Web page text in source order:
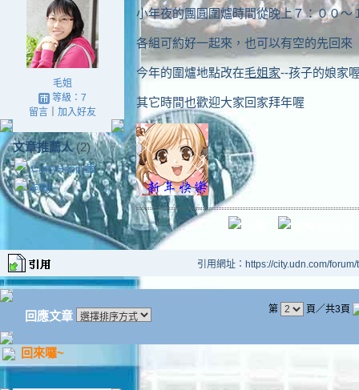
毛姐
等級：7
留言｜ 加入好友
文章推薦人(2)
CrazyHappy蟲
阿關~
小年夜的團圓圍爐時間從晚上７：００～
各組可約好一起來，也可以有空的先回來
今年的圍爐地點改在毛姐家--孩子的娘家
其它時間也歡迎大家回家拜年喔
引用網址：https://city.udn.com/
回應文章 第 頁／共3頁
回來囉~